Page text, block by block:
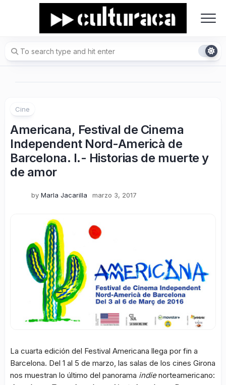
Cine
Americana, Festival de Cinema
Independent Nord-Americà de
Barcelona. I.- Historias de muerte y
de amor
by Marla Jacarilla marzo 3, 2017
La cuarta edición del Festival Americana llega por fin a
Barcelona. Del 1 al 5 de marzo, las salas de los cines Girona
nos muestran lo último del panorama indienorteamericano: